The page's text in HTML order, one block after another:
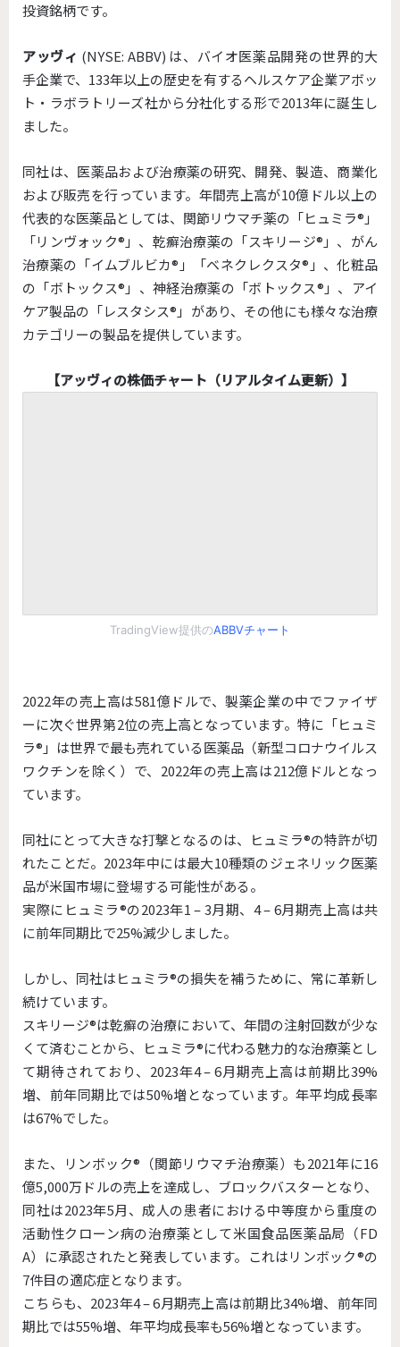
投資銘柄です。
アッヴィ (NYSE: ABBV) は、バイオ医薬品開発の世界的大
手企業で、133年以上の歴史を有するヘルスケア企業アボッ
ト・ラボラトリーズ社から分社化する形で2013年に誕生し
ました。
同社は、医薬品および治療薬の研究、開発、製造、商業化
および販売を行っています。年間売上高が10億ドル以上の
代表的な医薬品としては、関節リウマチ薬の「ヒュミラ®」
「リンヴォック®」、乾癬治療薬の「スキリージ®」、がん
治療薬の「イムブルビカ®」「ベネクレクスタ®」、化粧品
の「ボトックス®」、神経治療薬の「ボトックス®」、アイ
ケア製品の「レスタシス®」があり、その他にも様々な治療
カテゴリーの製品を提供しています。
【アッヴィの株価チャート（リアルタイム更新）】
TradingView提供のABBVチャート
2022年の売上高は581億ドルで、製薬企業の中でファイザ
ーに次ぐ世界第2位の売上高となっています。特に「ヒュミ
ラ®」は世界で最も売れている医薬品（新型コロナウイルス
ワクチンを除く）で、2022年の売上高は212億ドルとなっ
ています。
同社にとって大きな打撃となるのは、ヒュミラ®︎の特許が切
れたことだ。2023年中には最大10種類のジェネリック医薬
品が米国市場に登場する可能性がある。
実際にヒュミラ®︎の2023年1 – 3月期、4 – 6月期売上高は共
に前年同期比で25%減少しました。
しかし、同社はヒュミラ®︎の損失を補うために、常に革新し
続けています。
スキリージ®︎は乾癬の治療において、年間の注射回数が少な
くて済むことから、ヒュミラ®︎に代わる魅力的な治療薬とし
て期待されており、2023年4 – 6月期売上高は前期比39%
増、前年同期比では50%増となっています。年平均成長率
は67%でした。
また、リンボック®︎（関節リウマチ治療薬）も2021年に16
億5,000万ドルの売上を達成し、ブロックバスターとなり、
同社は2023年5月、成人の患者における中等度から重度の
活動性クローン病の治療薬として米国食品医薬品局（FD
A）に承認されたと発表しています。これはリンボック®︎の
7件目の適応症となります。
こちらも、2023年4 – 6月期売上高は前期比34%増、前年同
期比では55%増、年平均成長率も56%増となっています。